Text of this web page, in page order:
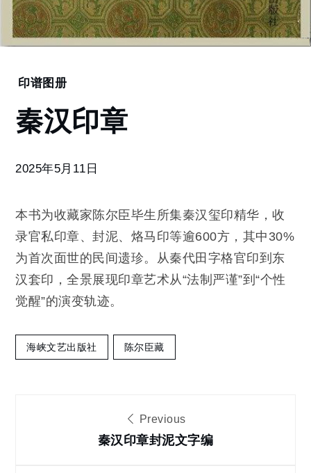
Home
汉
印
印谱图册
秦汉印章
2025年5月11日
本书为收藏家陈尔臣毕生所集秦汉玺印精华，收
录官私印章、封泥、烙马印等逾600方，其中30%
为首次面世的民间遗珍。从秦代田字格官印到东
汉套印，全景展现印章艺术从“法制严谨”到“个性
觉醒”的演变轨迹。
海峡文艺出版社 陈尔臣藏
Previous
秦汉印章封泥文字编